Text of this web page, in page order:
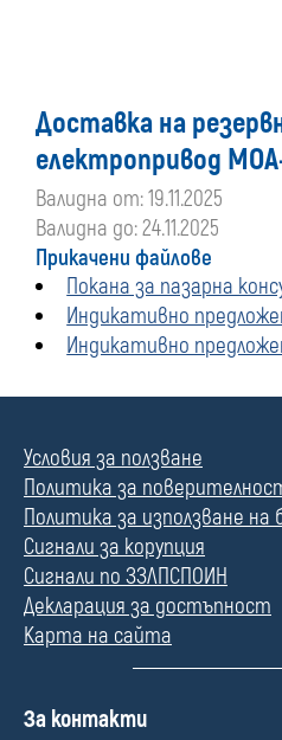
Доставка на
електропривод
Валидна от: 19.11.2025
Валидна до: 24.11.2025
Прикачени файлове
Покана за пазарна
Индикативно
Индикативно
Условия за ползване
Политика за
Политика за използване на
Сигнали за корупция
Сигнали по ЗЗЛПСПОИН
Декларация за достъпност
Карта на сайта
П
За контакти